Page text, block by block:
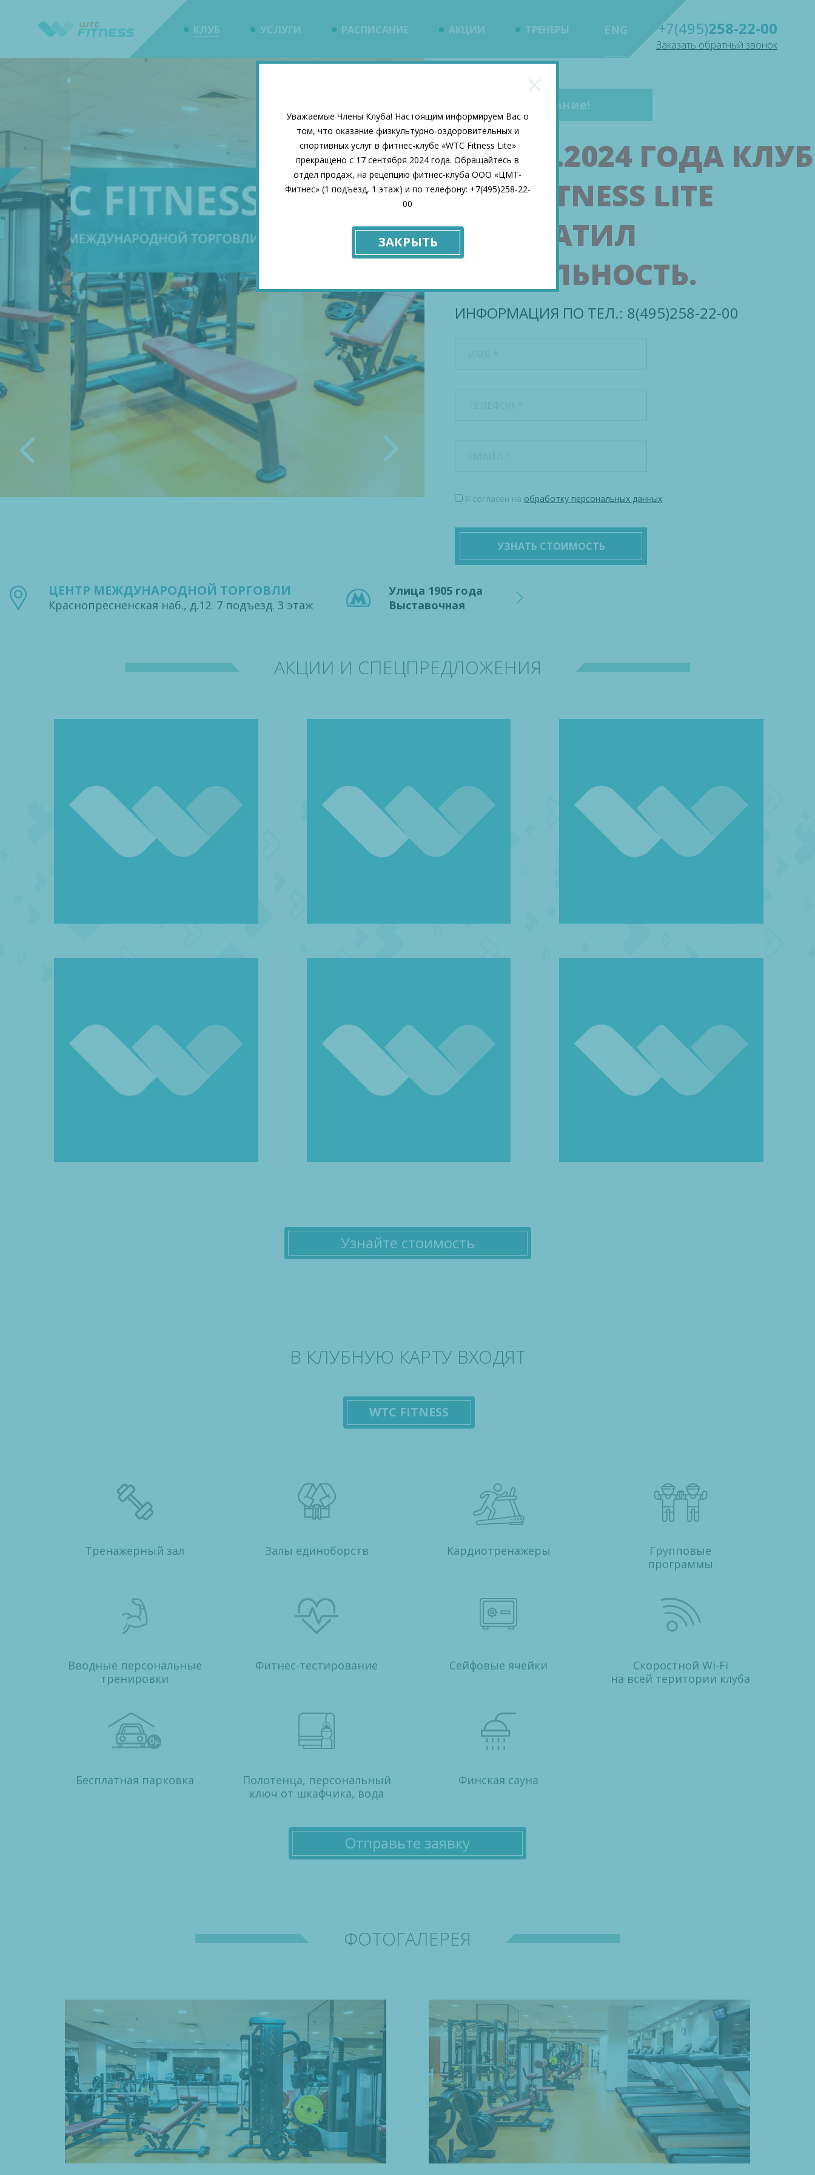
КЛУБ УСЛУГИ РАСПИСАНИЕ АКЦИИ ТРЕНЕРЫ ENG +7(495)258-22-00
Заказать обратный звонок
Уважаемые Члены Клуба! Настоящим информируем Вас о
том, что оказание физкультурно-оздоровительных и
спортивных услуг в фитнес-клубе «WTC Fitness Lite»
прекращено с 17 сентября 2024 года. Обращайтесь в
отдел продаж, на рецепцию фитнес-клуба ООО «ЦМТ-
Фитнес» (1 подъезд, 1 этаж) и по телефону: +7(495)258-22-
00
ЗАКРЫТЬ
Внимание!
C 17.09.2024 ГОДА КЛУБ
WTC FITNESS LITE
ПРЕКРАТИЛ
ДЕЯТЕЛЬНОСТЬ.
ИНФОРМАЦИЯ ПО ТЕЛ.: 8(495)258-22-00
Я согласен на обработку персональных данных
УЗНАТЬ СТОИМОСТЬ
ЦЕНТР МЕЖДУНАРОДНОЙ ТОРГОВЛИ
Краснопресненская наб., д.12. 7 подъезд. 3 этаж
Улица 1905 года
Выставочная
АКЦИИ И СПЕЦПРЕДЛОЖЕНИЯ
Узнайте стоимость
В КЛУБНУЮ КАРТУ ВХОДЯТ
WTC FITNESS
Тренажерный зал Залы единоборств Кардиотренажеры
Групповые
программы
Вводные персональные
тренировки
Фитнес-тестирование Сейфовые ячейки
Скоростной Wi-Fi
на всей територии клуба
Бесплатная парковка
Полотенца, персональный
ключ от шкафчика, вода
Финская сауна
Отправьте заявку
ФОТОГАЛЕРЕЯ